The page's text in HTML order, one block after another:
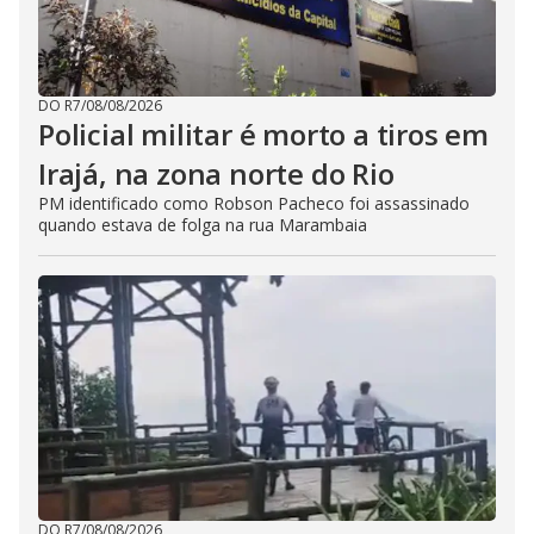
DO R7/08/08/2026
Policial militar é morto a tiros em
Irajá, na zona norte do Rio
PM identificado como Robson Pacheco foi assassinado
quando estava de folga na rua Marambaia
DO R7/08/08/2026